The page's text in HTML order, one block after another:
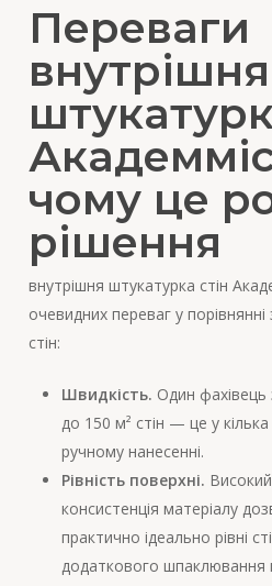
Переваги
внутрішня
чому це
рішення
внутрішня штукатурка стін
очевидних переваг у
стін:
Швидкість. Один
до 150 м² стін — це у
ручному нанесенні.
Рівність поверхні.
консистенція матеріалу
практично ідеально рівні
додаткового шпаклювання